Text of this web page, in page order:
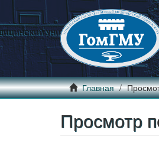
Главная
Просмотр